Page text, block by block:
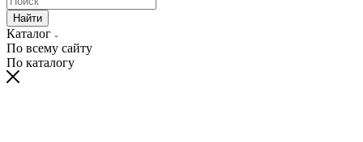
Найти
Каталог
По всему сайту
По каталогу